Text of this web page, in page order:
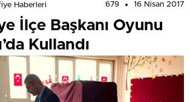
Haberleri 679 16 Nisan 2017
İlçe Başkanı Oyunu
Kullandı